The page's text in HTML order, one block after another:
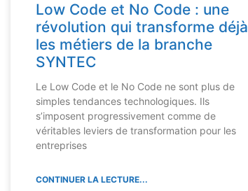
Low Code et No Code : une
révolution qui transforme déjà
les métiers de la branche
SYNTEC
Le Low Code et le No Code ne sont plus de
simples tendances technologiques. Ils
s’imposent progressivement comme de
véritables leviers de transformation pour les
entreprises
CONTINUER LA LECTURE...